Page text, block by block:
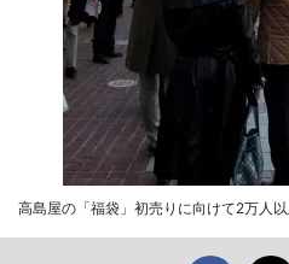
高島屋の「福袋」初売りに向けて2万人